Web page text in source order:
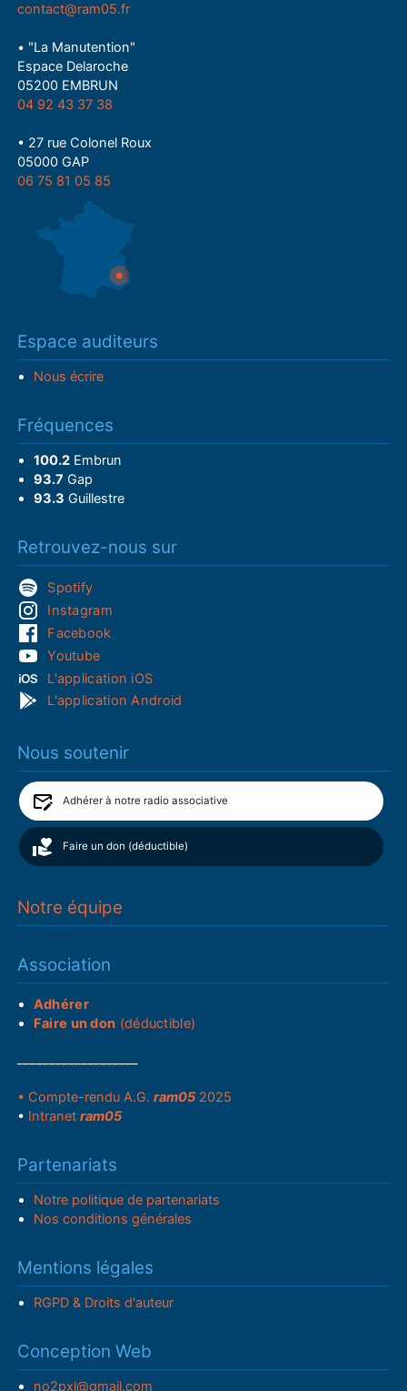
contact@ram05.fr
• "La Manutention"
Espace Delaroche
05200 EMBRUN
04 92 43 37 38
• 27 rue Colonel Roux
05000 GAP
06 75 81 05 85
Espace auditeurs
Nous écrire
Fréquences
100.2Embrun
93.7 Gap
93.3 Guillestre
Retrouvez-nous sur
Spotify
Instagram
Facebook
Youtube
L'application iOS
L'application Android
Nous soutenir
Adhérer à notre radio associative
Faire un don (déductible)
Notre équipe
Association
Adhérer
Faire un don (déductible)
• Compte-rendu A.G.ram05 2025
• Intranetram05
Partenariats
Notre politique de partenariats
Nos conditions générales
Mentions légales
RGPD & Droits d'auteur
Conception Web
no2pxl@gmail.com